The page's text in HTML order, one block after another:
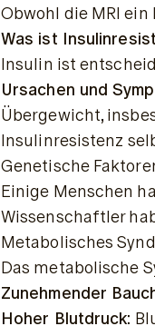
Obwohl die MRI
Was ist
Insulin ist
Ursachen und
Übergewicht,
Insulinresistenz
Genetische
Einige Menschen
Wissenschaftler
Metabolisches
Das metabolische
Zunehmender
Hoher Blutdruck: